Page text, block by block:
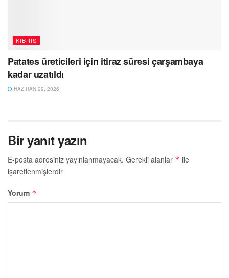
KIBRIS
Patates üreticileri için itiraz süresi çarşambaya
kadar uzatıldı
HAZIRAN 29, 2026
Bir yanıt yazın
E-posta adresiniz yayınlanmayacak. Gerekli alanlar * ile
işaretlenmişlerdir
Yorum *